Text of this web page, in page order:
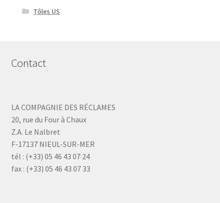
Tôles US
Contact
LA COMPAGNIE DES RÉCLAMES
20, rue du Four à Chaux
Z.A. Le Nalbret
F-17137 NIEUL-SUR-MER
tél : (+33) 05 46 43 07 24
fax : (+33) 05 46 43 07 33